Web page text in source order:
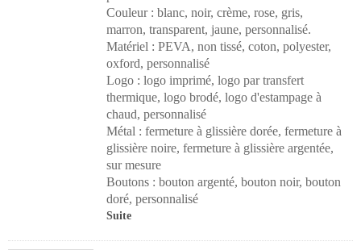
Couleur : blanc, noir, crème, rose, gris,
marron, transparent, jaune, personnalisé.
Matériel : PEVA, non tissé, coton, polyester,
oxford, personnalisé
Logo : logo imprimé, logo par transfert
thermique, logo brodé, logo d'estampage à
chaud, personnalisé
Métal : fermeture à glissière dorée, fermeture à
glissière noire, fermeture à glissière argentée,
sur mesure
Boutons : bouton argenté, bouton noir, bouton
doré, personnalisé
Suite